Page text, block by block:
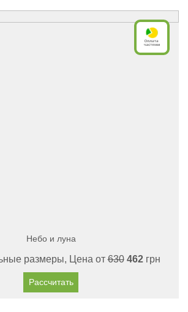
Небо и луна
размеры, Цена от630 462грн
Рассчитать